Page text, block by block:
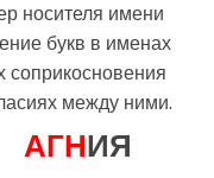
носителя имени
букв в именах
соприкосновения
между ними.
АГНИЯ